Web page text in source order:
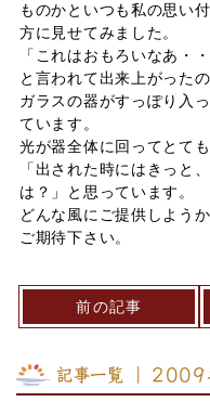
ものかといつも私の思い
方に見せてみました。
「これはおもろいなあ・
と言われて出来上がった
ガラスの器がすっぽり入
ています。
光が器全体に回ってとて
「出された時にはきっと
は？」と思っています。
どんな風にご提供しよう
ご期待下さい。
前の記事
記事一覧 ｜ 2009